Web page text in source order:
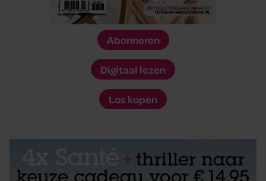
Abonneren
Digitaal lezen
Los kopen